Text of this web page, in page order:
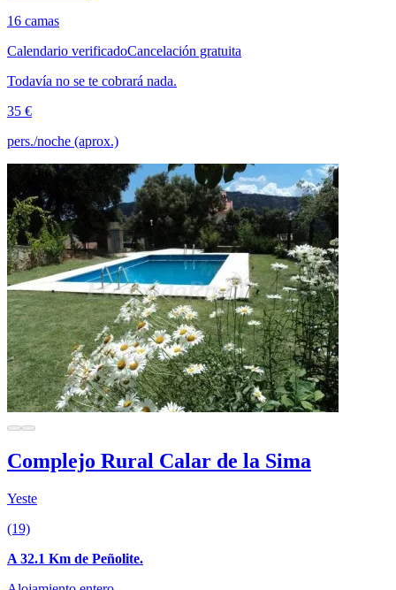
16 camas
Calendario verificadoCancelación gratuita
Todavía no se te cobrará nada.
35 €
pers./noche (aprox.)
Complejo Rural Calar de la Sima
Yeste
(19)
A 32.1 Km de Peñolite.